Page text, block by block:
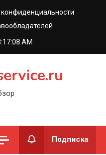
конфиденциальности
AM
Подписка